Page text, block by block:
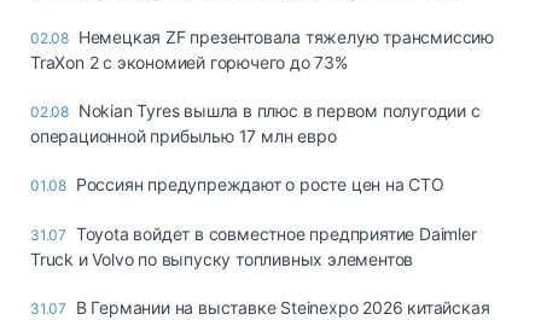
02.08 Немецкая ZF презентовала тяжелую трансмиссию
TraXon 2 с экономией горючего до 73%
02.08 Nokian Tyres вышла в плюс в первом полугодии с
операционной прибылью 17 млн евро
01.08 Россиян предупреждают о росте цен на СТО
31.07 Toyota войдет в совместное предприятие Daimler
Truck и Volvo по выпуску топливных элементов
31.07
В Германии на выставке Steinexpo 2026 китайская